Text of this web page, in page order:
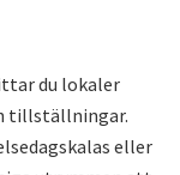
du lokaler
tillställningar.
eller